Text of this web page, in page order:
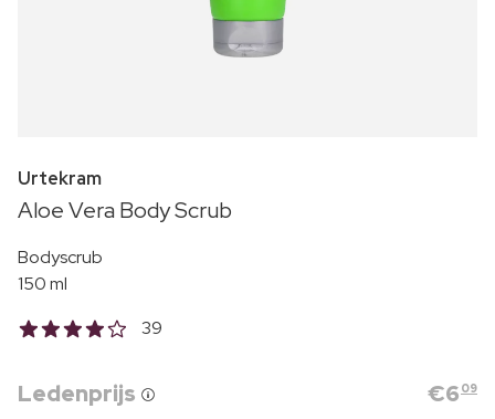
Urtekram
Aloe Vera Body Scrub
Bodyscrub
150 ml
39
Ledenprijs €6 09